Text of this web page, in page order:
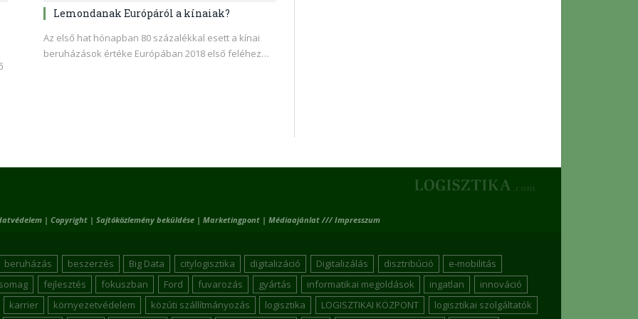
Lemondanak Európáról a kínaiak?
Az első hat hónapban 80 százalékkal esett a kínai
beruházások értéke Európában 2018 első feléhez…
| Copyright | Sajtóközlemény beküldése | Marketingpont | Médiaajánlat /// Impresszum
beruházás beszerzés Big Data citylogisztika digitalizáció Digitalizálás disztribúció
e-mobilitás
fejlesztés fokuszban Ford fuvarozás gyártás informatikai megoldások ingatlan
innováció
karrier
környezetvédelem közúti szállítmányozás logisztika LOGISZTIKAI KÖZPONT logisztikai szolgáltatók